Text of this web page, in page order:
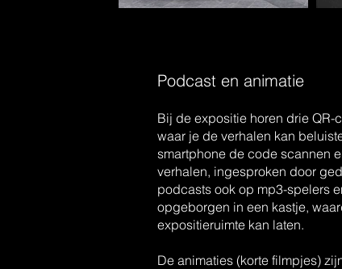
Podcast en animatie
Bij de expositie horen drie
waar je de verhalen kan
smartphone de code scannen
verhalen, ingesproken door
podcasts ook op mp3-spelers
opgeborgen in een kastje,
expositieruimte kan laten.
De animaties (korte filmpjes)